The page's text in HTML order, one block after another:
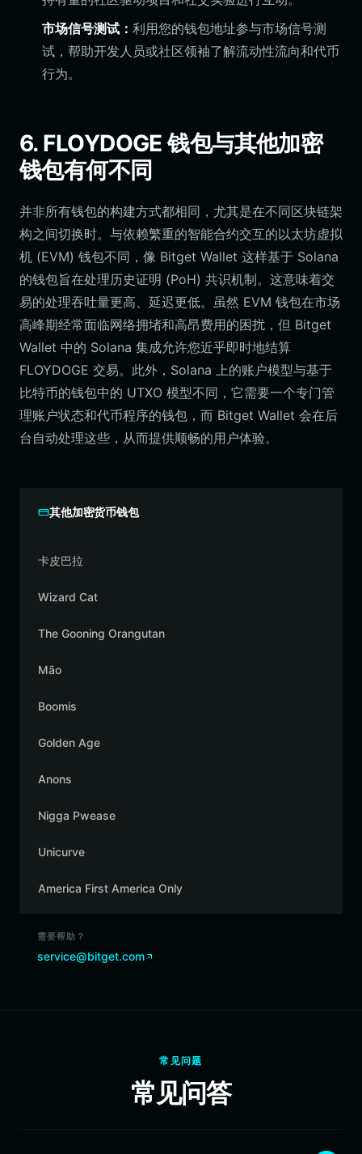
市场信号测试： 利用您的钱包地址参与市场信号测
试，帮助开发人员或社区领袖了解流动性流向和代币
行为。
6. FLOYDOGE 钱包与其他加密
钱包有何不同
并非所有钱包的构建方式都相同，尤其是在不同区块链架
构之间切换时。与依赖繁重的智能合约交互的以太坊虚拟
机 (EVM) 钱包不同，像 Bitget Wallet 这样基于 Solana
的钱包旨在处理历史证明 (PoH) 共识机制。这意味着交
易的处理吞吐量更高、延迟更低。虽然 EVM 钱包在市场
高峰期经常面临网络拥堵和高昂费用的困扰，但 Bitget
Wallet 中的 Solana 集成允许您近乎即时地结算
FLOYDOGE 交易。此外，Solana 上的账户模型与基于
比特币的钱包中的 UTXO 模型不同，它需要一个专门管
理账户状态和代币程序的钱包，而 Bitget Wallet 会在后
台自动处理这些，从而提供顺畅的用户体验。
其他加密货币钱包
卡皮巴拉
Wizard Cat
The Gooning Orangutan
Māo
Boomis
Golden Age
Anons
Nigga Pwease
Unicurve
America First America Only
需要帮助？
service@bitget.com
常见问题
常见问答